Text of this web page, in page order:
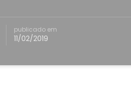
publicado em
11/02/2019